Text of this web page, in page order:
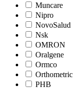
Muncare
Nipro
NovoSalud
Nsk
OMRON
Oralgene
Ormco
Orthometric
PHB